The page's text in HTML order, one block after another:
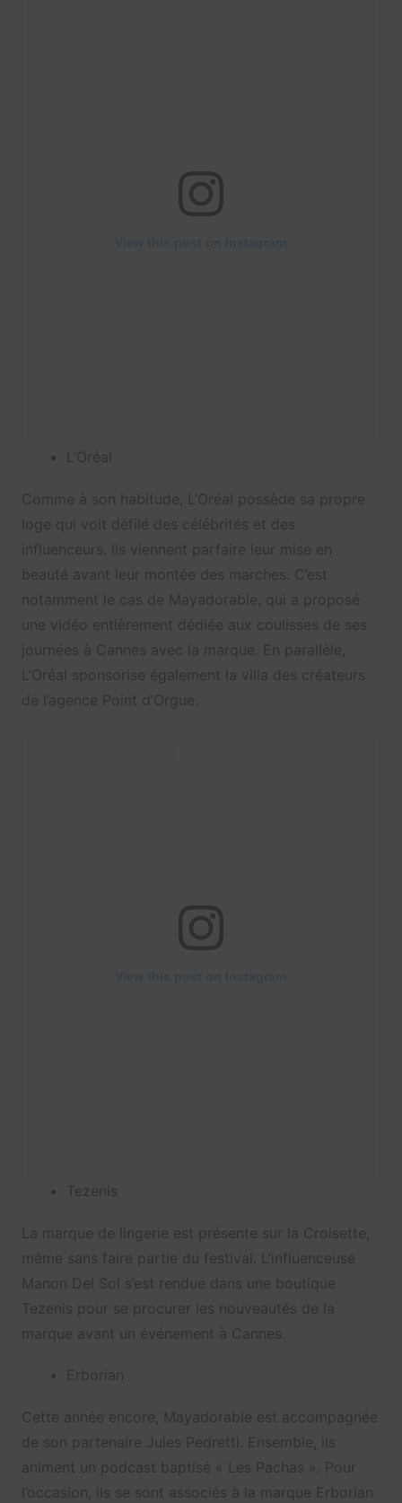
L’Oréal
Comme à son habitude, L’Oréal possède sa propre
loge qui voit défilé des célébrités et des
influenceurs. Ils viennent parfaire leur mise en
beauté avant leur montée des marches. C’est
notamment le cas de Mayadorable, qui a proposé
une vidéo entièrement dédiée aux coulisses de ses
journées à Cannes avec la marque. En parallèle,
L’Oréal sponsorise également la villa des créateurs
de l’agence Point d’Orgue.
Tezenis
La marque de lingerie est présente sur la Croisette,
même sans faire partie du festival. L’influenceuse
Manon Del Sol s’est rendue dans une boutique
Tezenis pour se procurer les nouveautés de la
marque avant un événement à Cannes.
Erborian
Cette année encore, Mayadorable est accompagnée
de son partenaire Jules Pedretti. Ensemble, ils
animent un podcast baptisé « Les Pachas ». Pour
l’occasion, ils se sont associés à la marque Erborian